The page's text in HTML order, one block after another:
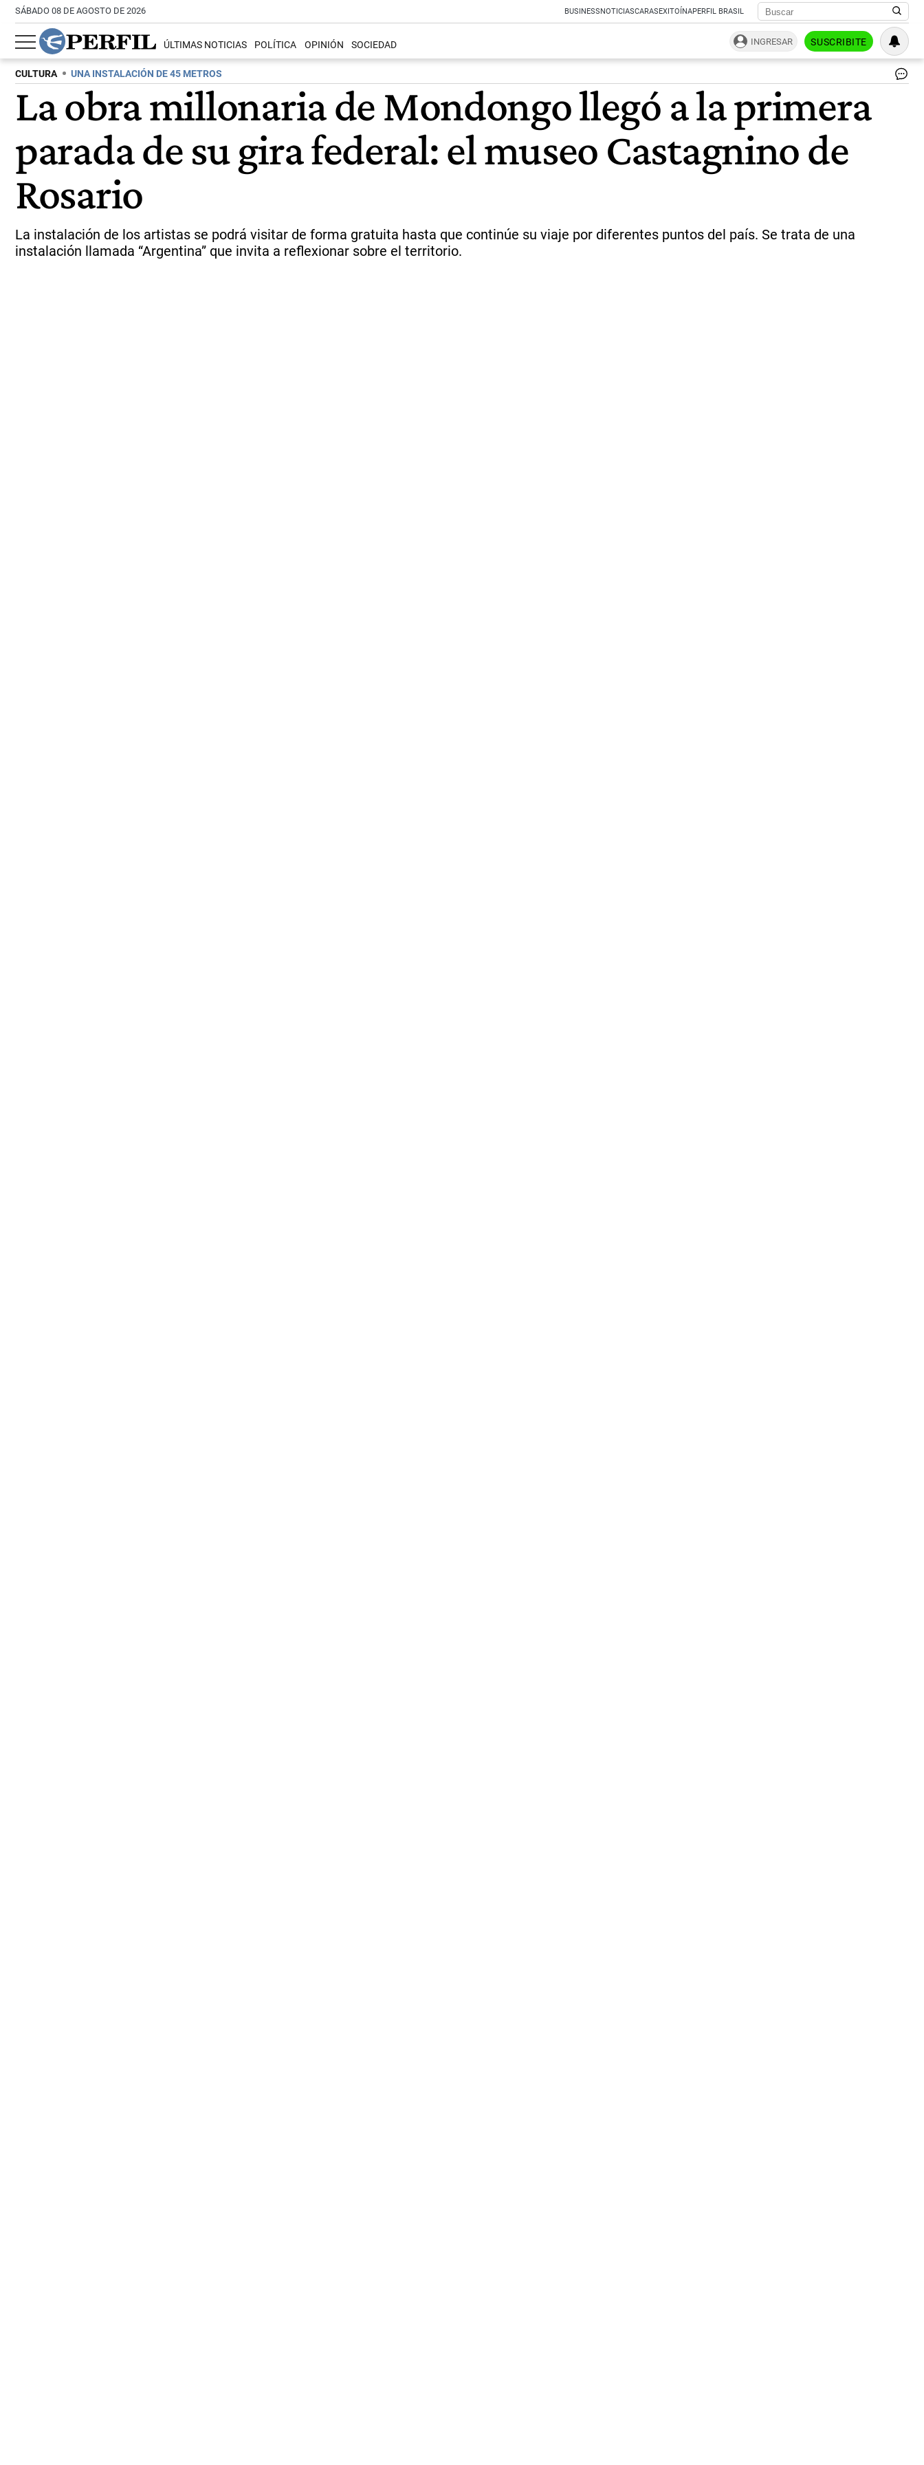
SÁBADO 08 DE AGOSTO DE 2026 BUSINESSNOTICIASCARASEXITOÍNAPERFIL BRASIL
ÚLTIMAS NOTICIAS POLÍTICA OPINIÓN SOCIEDAD INGRESAR SUSCRIBITE
CULTURA UNA INSTALACIÓN DE 45 METROS
La obra millonaria de Mondongo llegó a la primera
parada de su gira federal: el museo Castagnino de
Rosario
La instalación de los artistas se podrá visitar de forma gratuita hasta que continúe su viaje por diferentes puntos del país. Se trata de una
instalación llamada “Argentina” que invita a reflexionar sobre el territorio.